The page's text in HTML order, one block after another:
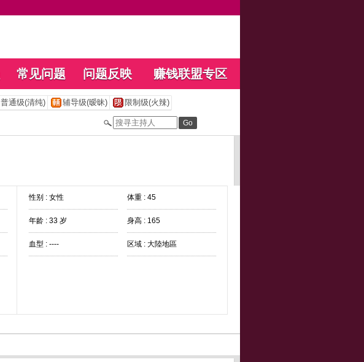
常见问题 问题反映 赚钱联盟专区
普通级(清纯) 辅导级(暧昧) 限制级(火辣)
性别 : 女性 体重 : 45
年龄 : 33 岁 身高 : 165
血型 : ---- 区域 : 大陸地區